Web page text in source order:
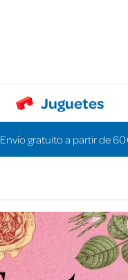
Juguetes
Envío gratuito a partir de